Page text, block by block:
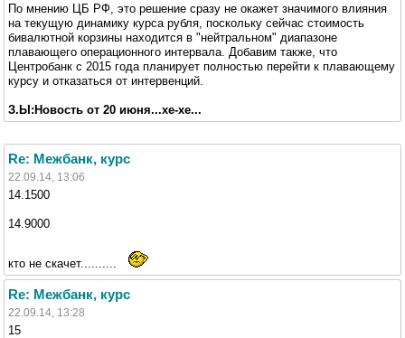
По мнению ЦБ РФ, это решение сразу не окажет значимого влияния
на текущую динамику курса рубля, поскольку сейчас стоимость
бивалютной корзины находится в "нейтральном" диапазоне
плавающего операционного интервала. Добавим также, что
Центробанк с 2015 года планирует полностью перейти к плавающему
курсу и отказаться от интервенций.
З.Ы:Новость от 20 июня...хе-хе...
Re: Межбанк, курс
22.09.14, 13:06
14.1500
14.9000
кто не скачет..........
Re: Межбанк, курс
22.09.14, 13:28
15